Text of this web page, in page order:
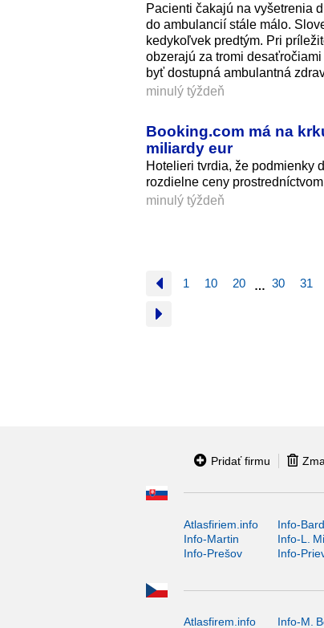
Pacienti čakajú na vyšetrenia
do ambulancií stále málo.
kedykoľvek predtým. Pri
obzerajú za tromi
byť dostupná ambulantná
minulý týždeň
Booking.com má na
miliardy eur
Hotelieri tvrdia, že podmienky
rozdielne ceny
minulý týždeň
1 10 20 … 30 31
Pridať firmu
Atlasfiriem.info Info-
Info-Martin
Info-L.
Info-Prešov
Info-
Atlasfirem.info Info-M.